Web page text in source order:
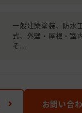
一般建築塗装、防水
式、外壁・屋根・室
そ...
お問い合